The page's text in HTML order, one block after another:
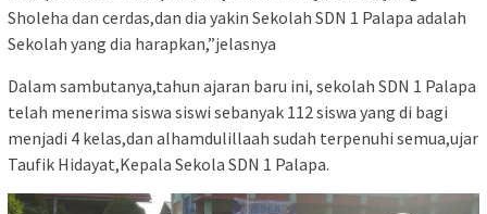
Sholeha dan cerdas,dan dia yakin Sekolah SDN 1 Palapa adalah
Sekolah yang dia harapkan,”jelasnya
Dalam sambutanya,tahun ajaran baru ini, sekolah SDN 1 Palapa
telah menerima siswa siswi sebanyak 112 siswa yang di bagi
menjadi 4 kelas,dan alhamdulillaah sudah terpenuhi semua,ujar
Taufik Hidayat,Kepala Sekola SDN 1 Palapa.